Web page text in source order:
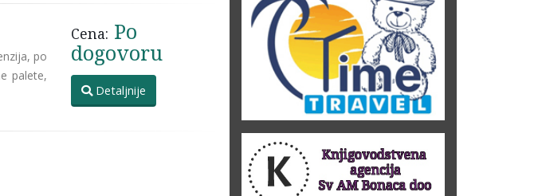
po
palete,
Cena: Po
dogovoru
Detaljnije